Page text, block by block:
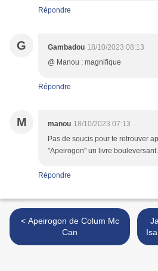
Répondre
G Gambadou 18/10/2023 08:13
@ Manou : magnifique
Répondre
M manou 18/10/2023 07:13
Pas de soucis pour te retrouver
"Apeirogon" un livre bouleversant.
Répondre
< Apeirogon de Colum Mc
Can